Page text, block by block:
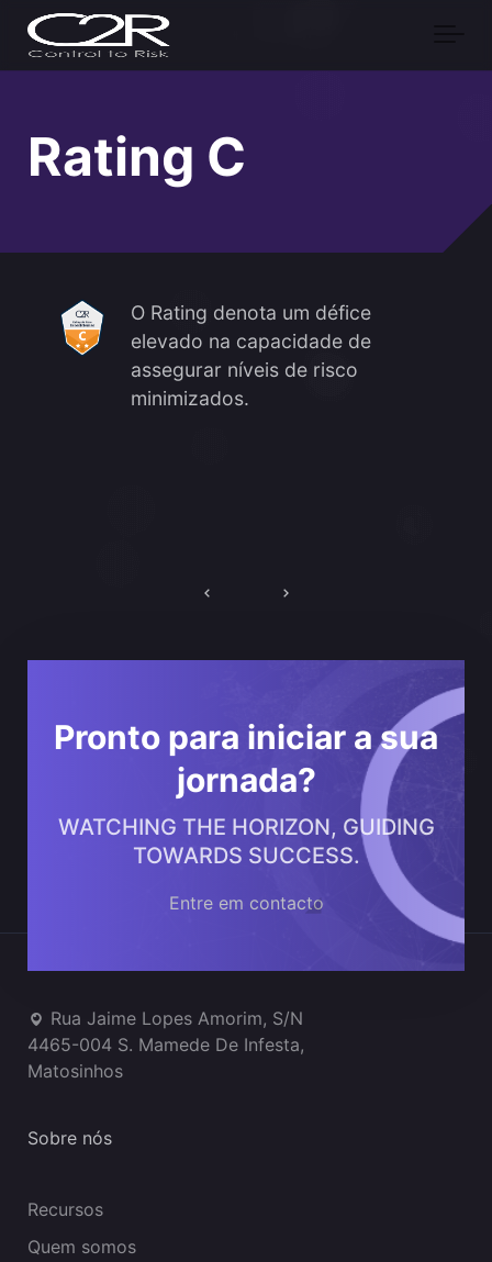
Skip to main content
Rating C
O Rating denota um défice
elevado na capacidade de
assegurar níveis de risco
minimizados.
artigos
Pronto para iniciar a sua
jornada?
WATCHING THE HORIZON, GUIDING
TOWARDS SUCCESS.
Entre em contacto
Rua Jaime Lopes Amorim, S/N
4465-004 S. Mamede De Infesta,
Matosinhos
Sobre nós
Recursos
Quem somos